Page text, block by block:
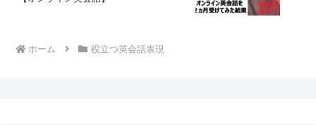
ホーム 役立つ英会話表現